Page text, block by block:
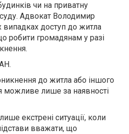
чи на приватну
Адвокат Володимир
доступ до житла
робити громадянам у разі
до житла або іншого
можливе лише за наявності
екстрені ситуації, коли
вважати, що